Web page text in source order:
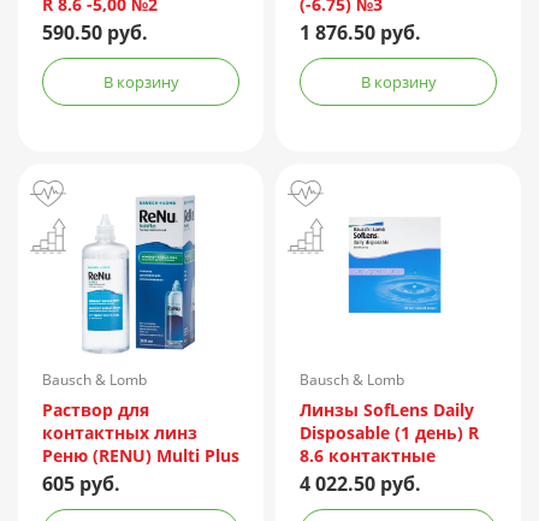
590.50 руб.
В корзину
1 876.50 руб.
В корзину
Bausch & Lomb
Incorporated/Италия
Раствор для
контактных линз
Реню (RENU) Multi Plus
360мл + контейнер
605 руб.
Bausch & Lomb
Линзы SofLens Daily
Disposable (1 день) R
8.6 контактные
мягкие корриг. -1,50
4 022.50 руб.